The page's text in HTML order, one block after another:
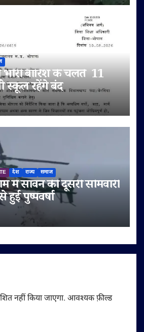
बारिश के चलते 11
स्कूल रहेंगे बंद
देश राज्य समाज
में सावन की दूसरी सोमवारी
हुई पुष्पवर्षा
नहीं किया जाएगा. आवश्यक फ़ील्ड